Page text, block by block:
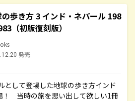
歩き方 3 インド・ネパール 198
（初版復刻版）
発売
として登場した地球の歩き方インド
！ 当時の旅を思い出して欲しい1冊